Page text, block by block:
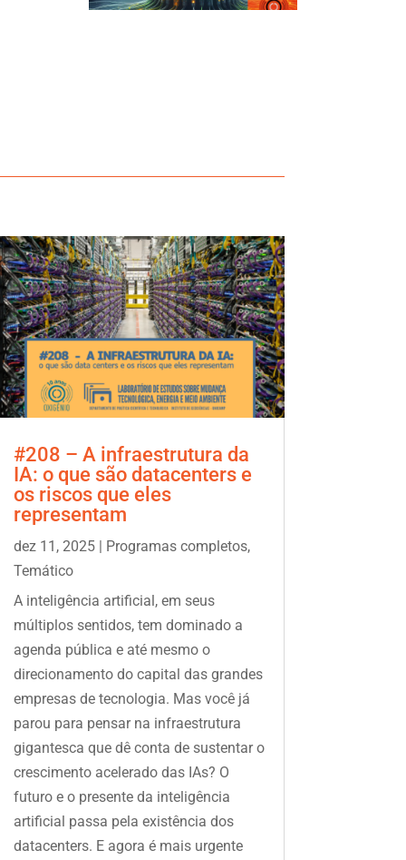
#208 – A infraestrutura da
IA: o que são datacenters e
os riscos que eles
representam
dez 11, 2025| Programas completos,
Temático
A inteligência artificial, em seus
múltiplos sentidos, tem dominado a
agenda pública e até mesmo o
direcionamento do capital das grandes
empresas de tecnologia. Mas você já
parou para pensar na infraestrutura
gigantesca que dê conta de sustentar o
crescimento acelerado das IAs? O
futuro e o presente da inteligência
artificial passa pela existência dos
datacenters. E agora é mais urgente